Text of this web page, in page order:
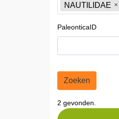
NAUTILIDAE
PaleonticaID
Zoeken
2 gevonden.